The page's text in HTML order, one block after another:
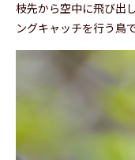
枝先から空中に飛び出
ングキャッチを行う鳥で